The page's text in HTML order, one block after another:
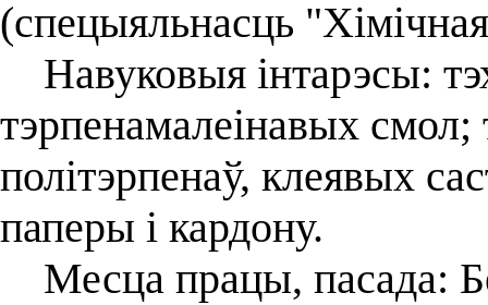
(спецыяльнасць
Навуковыя інтарэсы:
тэрпенамалеінавых смол;
політэрпенаў, клеявых
паперы і кардону.
Месца працы, пасада: